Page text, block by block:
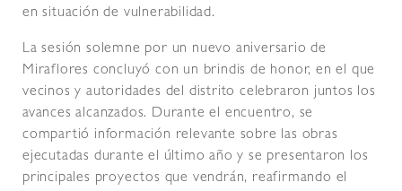
en situación de vulnerabilidad.
La sesión solemne por un nuevo aniversario de
Miraflores concluyó con un brindis de honor, en el que
vecinos y autoridades del distrito celebraron juntos los
avances alcanzados. Durante el encuentro, se
compartió información relevante sobre las obras
ejecutadas durante el último año y se presentaron los
principales proyectos que vendrán, reafirmando el